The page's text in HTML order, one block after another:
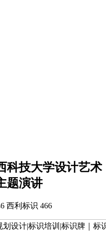
科技大学设计艺术
题演讲
西利标识 466